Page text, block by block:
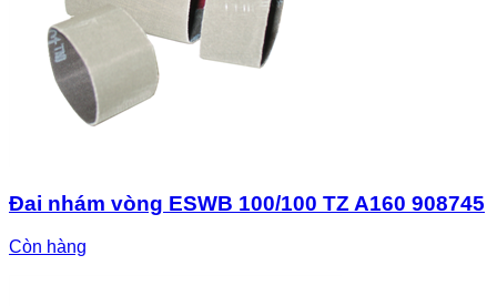
Đai nhám vòng ESWB 100/100 TZ A160 908745
Còn hàng